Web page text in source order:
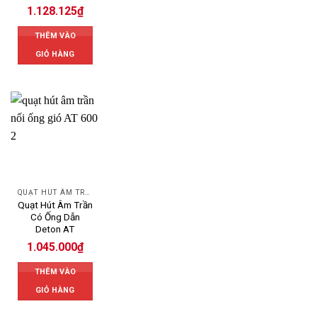
1.128.125₫
THÊM VÀO
GIỎ HÀNG
Quạt Hút Âm Trần
Có Ống Dẫn
Deton AT
1.045.000₫
THÊM VÀO
GIỎ HÀNG